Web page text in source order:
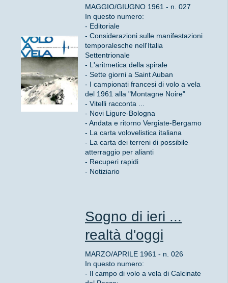
MAGGIO/GIUGNO 1961 - n. 027
In questo numero:
- Editoriale
- Considerazioni sulle manifestazioni
temporalesche nell'Italia
Settentrionale
- L'aritmetica della spirale
- Sette giorni a Saint Auban
- I campionati francesi di volo a vela
del 1961 alla "Montagne Noire"
- Vitelli racconta ...
- Novi Ligure-Bologna
- Andata e ritorno Vergiate-Bergamo
- La carta volovelistica italiana
- La carta dei terreni di possibile
atterraggio per alianti
- Recuperi rapidi
- Notiziario
Sogno di ieri ...
realtà d'oggi
MARZO/APRILE 1961 - n. 026
In questo numero:
- Il campo di volo a vela di Calcinate